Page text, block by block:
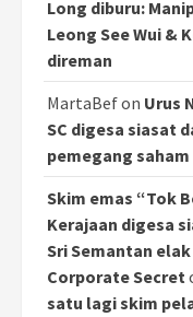
Long diburu:
Leong See Wui &
direman
MartaBefon Urus
SC digesa siasat
pemegang
Skim emas “Tok
Kerajaan digesa
Sri Semantan
Corporate Secret
satu lagi skim